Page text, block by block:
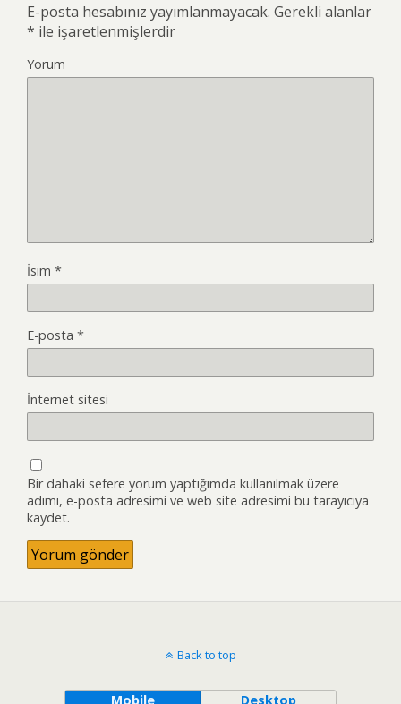
E-posta hesabınız yayımlanmayacak. Gerekli alanlar
* ile işaretlenmişlerdir
Yorum
İsim *
E-posta *
İnternet sitesi
Bir dahaki sefere yorum yaptığımda kullanılmak üzere
adımı, e-posta adresimi ve web site adresimi bu tarayıcıya
kaydet.
Back to top
Mobile Desktop